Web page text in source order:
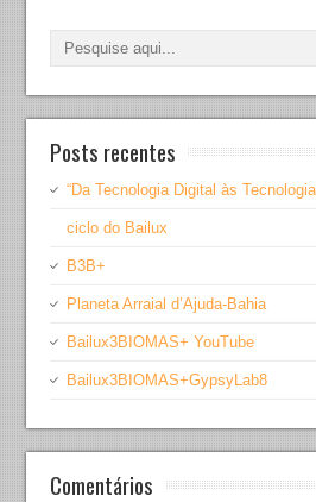
Posts recentes
“Da Tecnologia Digital às
ciclo do Bailux
B3B+
Planeta Arraial d’Ajuda-Bahia
Bailux3BIOMAS+ YouTube
Bailux3BIOMAS+GypsyLab8
Comentários